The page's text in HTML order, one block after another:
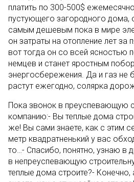
платить по 300-500$
пустующего загородного дома,
самым дешевым пока в мире
он затраты на отопление лет за
вот тогда он со всей ясностью
немцев и станет яростным
энергосбережения. Да и газ не
растут ежегодно, солярка
Пока звонок в преуспевающую
компанию:- Вы теплые дома
же! Вы сами знаете, как с этим
метр квадратненький у вас
то…- Спасибо, понятно, узнаю в
в непреуспевающую
теплые дома строите?-